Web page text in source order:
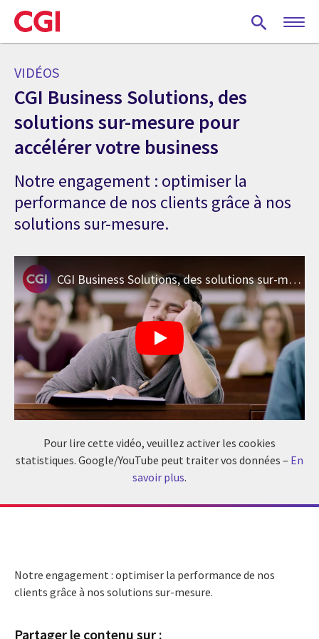
Skip
to
main
VIDÉOS
CGI Business Solutions, des
solutions sur-mesure pour
accélérer votre business
Notre engagement : optimiser la
performance de nos clients grâce à nos
solutions sur-mesure.
CGI Business Solutions, des solutions sur-mesure pour accélérer votre business
Pour lire cette vidéo, veuillez activer les cookies
statistiques. Google/YouTube peut traiter vos données – En
savoir plus.
Notre engagement : optimiser la performance de nos
clients grâce à nos solutions sur-mesure.
Partager le contenu sur :